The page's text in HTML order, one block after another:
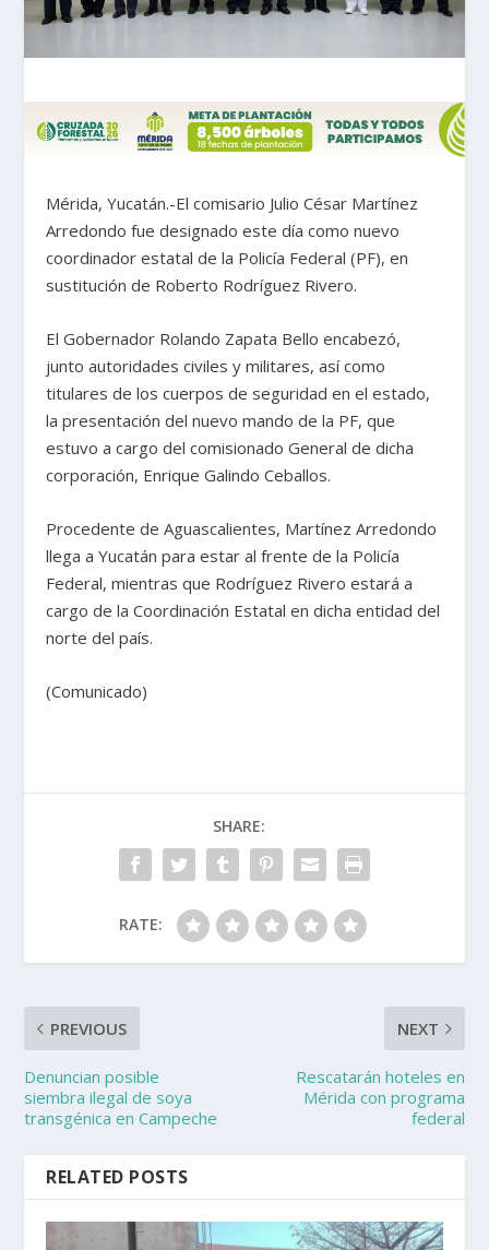
Mérida, Yucatán.-El comisario Julio César Martínez
Arredondo fue designado este día como nuevo
coordinador estatal de la Policía Federal (PF), en
sustitución de Roberto Rodríguez Rivero.
El Gobernador Rolando Zapata Bello encabezó,
junto autoridades civiles y militares, así como
titulares de los cuerpos de seguridad en el estado,
la presentación del nuevo mando de la PF, que
estuvo a cargo del comisionado General de dicha
corporación, Enrique Galindo Ceballos.
Procedente de Aguascalientes, Martínez Arredondo
llega a Yucatán para estar al frente de la Policía
Federal, mientras que Rodríguez Rivero estará a
cargo de la Coordinación Estatal en dicha entidad del
norte del país.
(Comunicado)
SHARE:
RATE:
PREVIOUS
Denuncian posible
siembra ilegal de soya
transgénica en Campeche
NEXT
Rescatarán hoteles en
Mérida con programa
federal
RELATED POSTS